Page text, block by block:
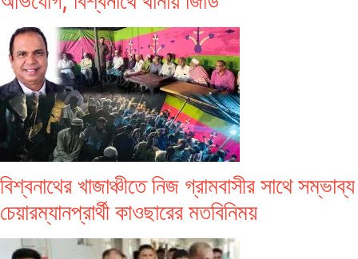
বিশ্বনাথের খাজাঞ্চীতে নিজ গ্রামবাসীর সাথে সম্ভাব্য
চেয়ারম্যানপ্রার্থী কাওছারের মতবিনিময়